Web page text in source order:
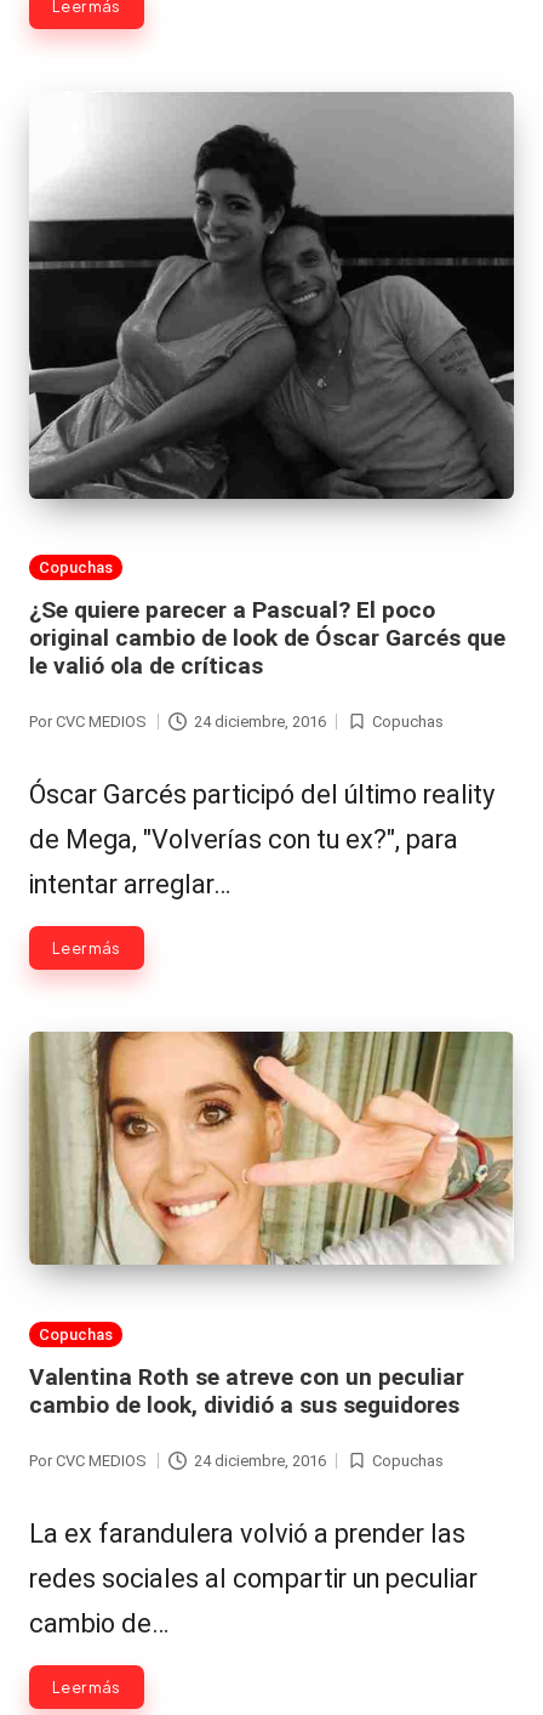
Leer más
Publicada
Copuchas
¿Se quiere parecer a Pascual? El poco
original cambio de look de Óscar Garcés que
le valió ola de críticas
Por CVC MEDIOS 24 diciembre, 2016
Publicada
Copuchas
Óscar Garcés participó del último reality
de Mega, "Volverías con tu ex?", para
intentar arreglar…
Leer más
Publicada
Copuchas
Valentina Roth se atreve con un peculiar
cambio de look, dividió a sus seguidores
Por CVC MEDIOS 24 diciembre, 2016
Publicada
Copuchas
La ex farandulera volvió a prender las
redes sociales al compartir un peculiar
cambio de…
Leer más